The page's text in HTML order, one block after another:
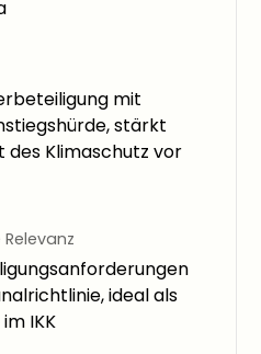
mit
stärkt
des Klimaschutz vor
ideal als
IKK